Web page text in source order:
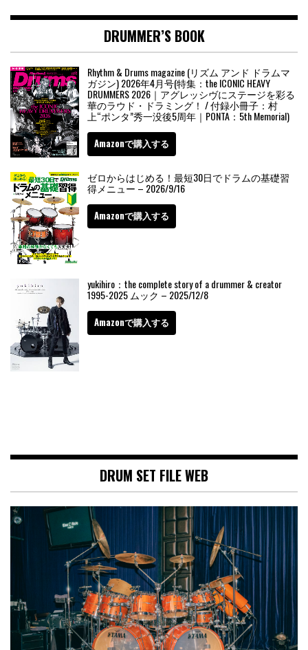
DRUMMER’S BOOK
Rhythm & Drums magazine (リズム アンド ドラムマ
ガジン) 2026年4月号(特集：the ICONIC HEAVY
DRUMMERS 2026｜アグレッシヴにステージを彩る
華のラウド・ドラミング！ / 付録小冊子：村
上“ポンタ”秀一没後5周年｜PONTA：5th Memorial)
Amazonで購入する
ゼロからはじめる！最短30日でドラムの基礎習
得メニュー – 2026/9/16
Amazonで購入する
yukihiro：the complete story of a drummer & creator
1995-2025 ムック – 2025/12/8
Amazonで購入する
DRUM SET FILE WEB